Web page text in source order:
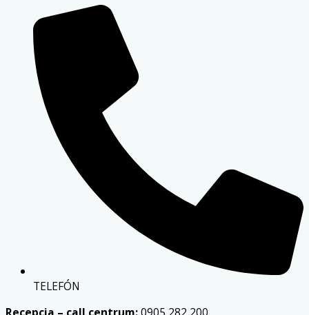
TELEFÓN